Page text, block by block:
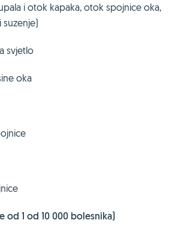
i otok kapaka, otok spojnice oka,
suzenje)
svjetlo
oka
od 1 od 10 000 bolesnika)